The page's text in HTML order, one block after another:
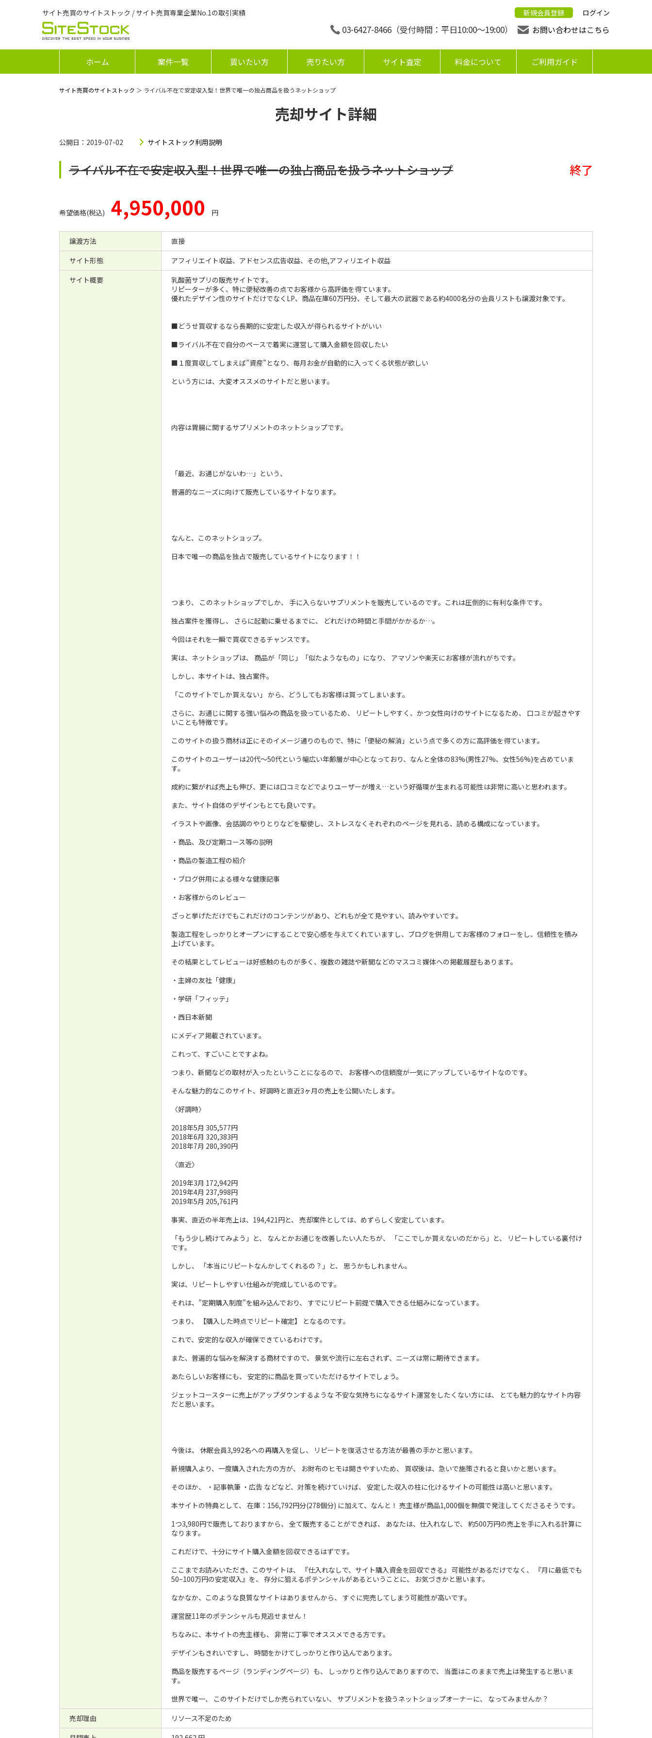
サイト売買のサイトストック / サイト売買専業企業No.1の取引実績 新規会員登録 ログイン
03-6427-8466 （受付時間：平日10:00〜19:00） お問い合わせはこちら
ホーム 案件一覧 買いたい方 売りたい方 サイト査定 料金について ご利用ガイド
サイト売買のサイトストック ＞ ライバル不在で安定収入型！世界で唯一の独占商品を扱うネットショップ
売却サイト詳細
公開日：2019-07-02 サイトストック利用説明
ライバル不在で安定収入型！世界で唯一の独占商品を扱うネットショップ 終了
希望価格(税込) 4,950,000 円
譲渡方法
直接
サイト形態
アフィリエイト収益、アドセンス広告収益、その他,アフィリエイト収益
サイト概要
乳酸菌サプリの販売サイトです。
リピーターが多く、特に便秘改善の点でお客様から高評価を得ています。
優れたデザイン性のサイトだけでなくLP、商品在庫60万円分、そして最大の武器である約4000名分の会員リストも譲渡対象です。
■どうせ買収するなら長期的に安定した収入が得られるサイトがいい
■ライバル不在で自分のペースで着実に運営して購入金額を回収したい
■１度買収してしまえば”資産”となり、毎月お金が自動的に入ってくる状態が欲しい
という方には、大変オススメのサイトだと思います。
内容は胃腸に関するサプリメントのネットショップです。
「最近、お通じがないわ…」という、
普遍的なニーズに向けて販売しているサイトなります。
なんと、このネットショップ。
日本で唯一の商品を独占で販売しているサイトになります！！
つまり、 このネットショップでしか、 手に入らないサプリメントを販売しているのです。これは圧倒的に有利な条件です。
独占案件を獲得し、 さらに起動に乗せるまでに、 どれだけの時間と手間がかかるか…。
今回はそれを一瞬で買収できるチャンスです。
実は、ネットショップは、 商品が「同じ」「似たようなもの」になり、 アマゾンや楽天にお客様が流れがちです。
しかし、本サイトは、独占案件。
「このサイトでしか買えない」 から、どうしてもお客様は買ってしまいます。
さらに、お通じに関する強い悩みの商品を扱っているため、 リピートしやすく、かつ女性向けのサイトになるため、 口コミが起きやす
いことも特徴です。
このサイトの扱う商材は正にそのイメージ通りのもので、特に「便秘の解消」という点で多くの方に高評価を得ています。
このサイトのユーザーは20代〜50代という幅広い年齢層が中心となっており、なんと全体の83%(男性27%、女性56%)を占めていま
す。
成約に繋がれば売上も伸び、更には口コミなどでよりユーザーが増え…という好循環が生まれる可能性は非常に高いと思われます。
また、サイト自体のデザインもとても良いです。
イラストや画像、会話調のやりとりなどを駆使し、ストレスなくそれぞれのページを見れる、読める構成になっています。
・商品、及び定期コース等の説明
・商品の製造工程の紹介
・ブログ併用による様々な健康記事
・お客様からのレビュー
ざっと挙げただけでもこれだけのコンテンツがあり、どれもが全て見やすい、読みやすいです。
製造工程をしっかりとオープンにすることで安心感を与えてくれていますし、ブログを併用してお客様のフォローをし、信頼性を積み
上げています。
その結果としてレビューは好感触のものが多く、複数の雑誌や新聞などのマスコミ媒体への掲載履歴もあります。
・主婦の友社「健康」
・学研「フィッテ」
・西日本新聞
にメディア掲載されています。
これって、すごいことですよね。
つまり、新聞などの取材が入ったということになるので、 お客様への信頼度が一気にアップしているサイトなのです。
そんな魅力的なこのサイト、好調時と直近3ヶ月の売上を公開いたします。
〈好調時〉
2018年5月 305,577円
2018年6月 320,383円
2018年7月 280,390円
〈直近〉
2019年3月 172,942円
2019年4月 237,998円
2019年5月 205,761円
事実、直近の半年売上は、194,421円と、 売却案件としては、めずらしく安定しています。
「もう少し続けてみよう」と、 なんとかお通じを改善したい人たちが、 「ここでしか買えないのだから」と、 リピートしている裏付け
です。
しかし、 「本当にリピートなんかしてくれるの？」と、 思うかもしれません。
実は、リピートしやすい仕組みが完成しているのです。
それは、”定期購入制度”を組み込んでおり、 すでにリピート前提で購入できる仕組みになっています。
つまり、 【購入した時点でリピート確定】 となるのです。
これで、安定的な収入が確保できているわけです。
また、普遍的な悩みを解決する商材ですので、 景気や流行に左右されず、ニーズは常に期待できます。
あたらしいお客様にも、 安定的に商品を買っていただけるサイトでしょう。
ジェットコースターに売上がアップダウンするような 不安な気持ちになるサイト運営をしたくない方には、 とても魅力的なサイト内容
だと思います。
今後は、 休眠会員3,992名への再購入を促し、 リピートを復活させる方法が最善の手かと思います。
新規購入より、一度購入された方の方が、 お財布のヒモは開きやすいため、 買収後は、急いで施策されると良いかと思います。
そのほか、 ・記事執筆 ・広告 などなど、対策を続けていけば、 安定した収入の柱に化けるサイトの可能性は高いと思います。
本サイトの特典として、 在庫：156,792円分(278個分) に加えて、なんと！ 売主様が商品1,000個を無償で発注してくださるそうです。
1つ3,980円で販売しておりますから、 全て販売することができれば、 あなたは、仕入れなしで、 約500万円の売上を手に入れる計算に
なります。
これだけで、十分にサイト購入金額を回収できるはずです。
ここまでお読みいただき、このサイトは、 『仕入れなしで、サイト購入資金を回収できる』 可能性があるだけでなく、 『月に最低でも
50~100万円の安定収入』を、 存分に狙えるポテンシャルがあるということに、 お気づきかと思います。
なかなか、このような良質なサイトはありませんから、 すぐに完売してしまう可能性が高いです。
運営歴11年のポテンシャルも見逃せません！
ちなみに、本サイトの売主様も、 非常に丁寧でオススメできる方です。
デザインもきれいですし、 時間をかけてしっかりと作り込んであります。
商品を販売するページ（ランディングページ）も、 しっかりと作り込んでありますので、 当面はこのままで売上は発生すると思いま
す。
世界で唯一、 このサイトだけでしか売られていない、 サプリメントを扱うネットショップオーナーに、 なってみませんか？
売却理由
リソース不足のため